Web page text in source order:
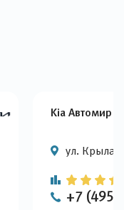
Kia Автомир
ул.
+7 (495)